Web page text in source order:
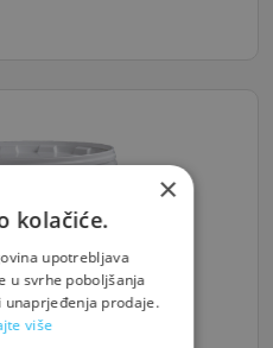
×
kolačiće.
upotrebljava
u svrhe poboljšanja
unaprjeđenja prodaje.
više